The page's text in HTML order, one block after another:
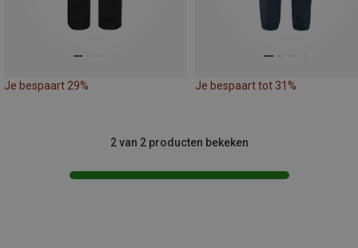
Je bespaart 29% Je bespaart tot 31%
2 van 2 producten bekeken